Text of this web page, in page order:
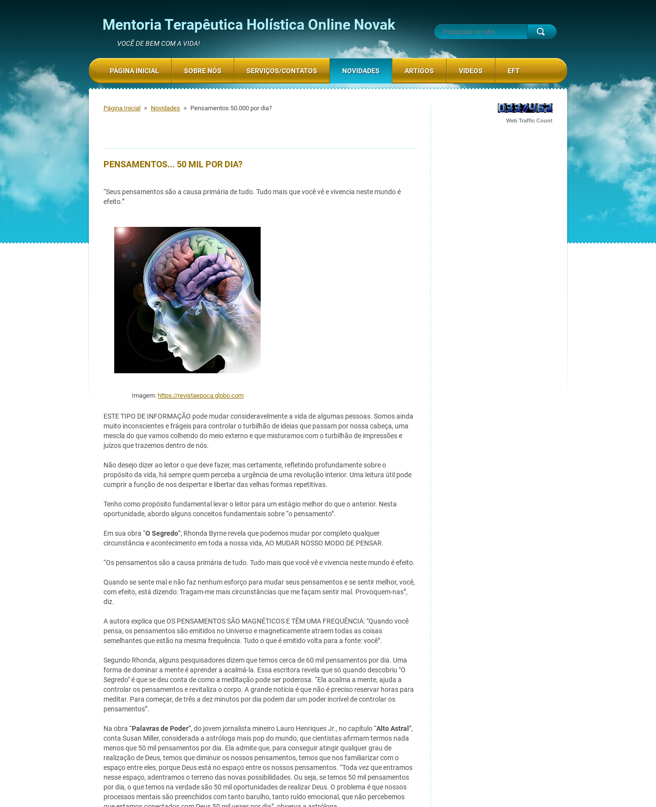
Mentoria Terapêutica Holística Online Novak
VOCÊ DE BEM COM A VIDA!
Página Inicial > Novidades > Pensamentos 50.000 por dia?
PENSAMENTOS... 50 MIL POR DIA?
“Seus pensamentos são a causa primária de tudo. Tudo mais que você vê e vivencia neste mundo é
efeito.”
Imagem: https://revistaepoca.globo.com
ESTE TIPO DE INFORMAÇÃO pode mudar consideravelmente a vida de algumas pessoas. Somos ainda
muito inconscientes e frágeis para controlar o turbilhão de ideias que passam por nossa cabeça, uma
mescla do que vamos colhendo do meio externo e que misturamos com o turbilhão de impressões e
juízos que trazemos dentro de nós.
Não desejo dizer ao leitor o que deve fazer, mas certamente, refletindo profundamente sobre o
propósito da vida, há sempre quem perceba a urgência de uma revolução interior. Uma leitura útil pode
cumprir a função de nos despertar e libertar das velhas formas repetitivas.
Tenho como propósito fundamental levar o leitor para um estágio melhor do que o anterior. Nesta
oportunidade, abordo alguns conceitos fundamentais sobre “o pensamento”.
Em sua obra “O Segredo”, Rhonda Byrne revela que podemos mudar por completo qualquer
circunstância e acontecimento em toda a nossa vida, AO MUDAR NOSSO MODO DE PENSAR.
“Os pensamentos são a causa primária de tudo. Tudo mais que você vê e vivencia neste mundo é efeito.
Quando se sente mal e não faz nenhum esforço para mudar seus pensamentos e se sentir melhor, você,
com efeito, está dizendo: Tragam-me mais circunstâncias que me façam sentir mal. Provoquem-nas”,
diz.
A autora explica que OS PENSAMENTOS SÃO MAGNÉTICOS E TÊM UMA FREQUÊNCIA: "Quando você
pensa, os pensamentos são emitidos no Universo e magneticamente atraem todas as coisas
semelhantes que estão na mesma frequência. Tudo o que é emitido volta para a fonte: você”.
Segundo Rhonda, alguns pesquisadores dizem que temos cerca de 60 mil pensamentos por dia. Uma
forma de dominar a mente é aprender a acalmá-la. Essa escritora revela que só quando descobriu "O
Segredo" é que se deu conta de como a meditação pode ser poderosa. “Ela acalma a mente, ajuda a
controlar os pensamentos e revitaliza o corpo. A grande notícia é que não é preciso reservar horas para
meditar. Para começar, de três a dez minutos por dia podem dar um poder incrível de controlar os
pensamentos”.
Na obra “Palavras de Poder”, do jovem jornalista mineiro Lauro Henriques Jr., no capítulo “Alto Astral ”,
conta Susan Miller, considerada a astróloga mais pop do mundo, que cientistas afirmam termos nada
menos que 50 mil pensamentos por dia. Ela admite que, para conseguir atingir qualquer grau de
realização de Deus, temos que diminuir os nossos pensamentos, temos que nos familiarizar com o
espaço entre eles, porque Deus está no espaço entre os nossos pensamentos. “Toda vez que entramos
nesse espaço, adentramos o terreno das novas possibilidades. Ou seja, se temos 50 mil pensamentos
por dia, o que temos na verdade são 50 mil oportunidades de realizar Deus. O problema é que nossos
processos mentais são preenchidos com tanto barulho, tanto ruído emocional, que não percebemos
Web Traffic Count
PÁGINA INICIAL SOBRE NÓS SERVIÇOS/CONTATOS NOVIDADES ARTIGOS VIDEOS EFT